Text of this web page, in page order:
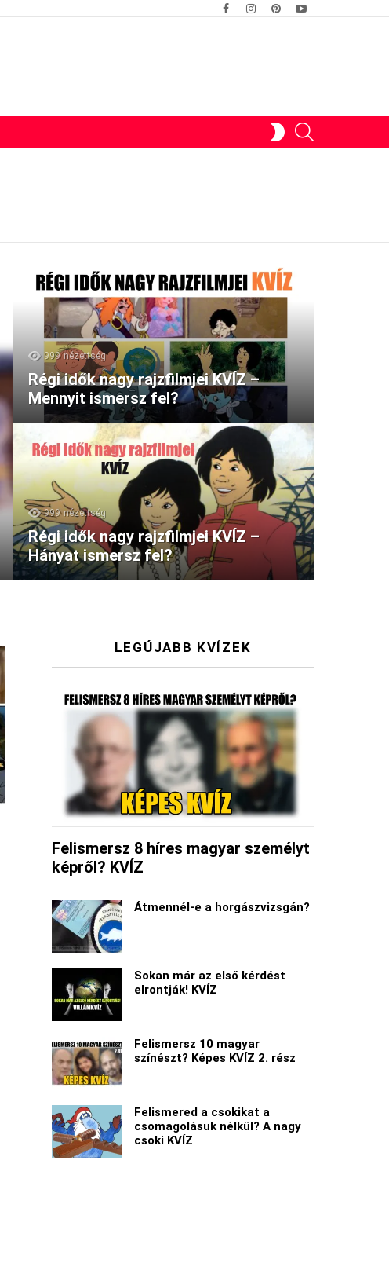
SWITCH
999 nézettség
Régi idők nagy rajzfilmjei KVÍZ –
Mennyit ismersz fel?
999 nézettség
Régi idők nagy rajzfilmjei KVÍZ –
Hányat ismersz fel?
LEGÚJABB KVÍZEK
Felismersz 8 híres magyar személyt
képről? KVÍZ
Átmennél-e a horgászvizsgán?
Sokan már az első kérdést
elrontják! KVÍZ
Felismersz 10 magyar
színészt? Képes KVÍZ 2. rész
Felismered a csokikat a
csomagolásuk nélkül? A nagy
csoki KVÍZ